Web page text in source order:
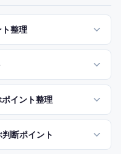
整理
イント整理
断ポイント